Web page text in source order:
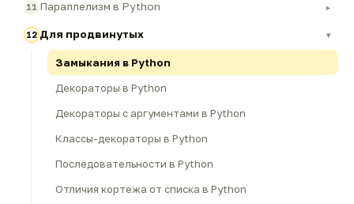
11 Параллелизм в Python ▸
12 Для продвинутых ▾
Замыкания в Python
Декораторы в Python
Декораторы с аргументами в Python
Классы-декораторы в Python
Последовательности в Python
Отличия кортежа от списка в Python